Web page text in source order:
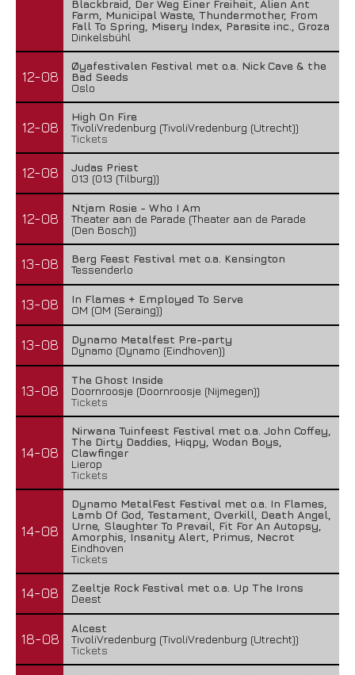
Blackbraid, Der Weg Einer Freiheit, Alien Ant
Farm, Municipal Waste, Thundermother, From
Fall To Spring, Misery Index, Parasite inc., Groza
Dinkelsbühl
12-08
Øyafestivalen Festival met o.a. Nick Cave & the
Bad Seeds
Oslo
12-08
High On Fire
TivoliVredenburg (TivoliVredenburg (Utrecht))
Tickets
12-08
Judas Priest
013 (013 (Tilburg))
12-08
Ntjam Rosie - Who I Am
Theater aan de Parade (Theater aan de Parade
(Den Bosch))
13-08
Berg Feest Festival met o.a. Kensington
Tessenderlo
13-08
In Flames + Employed To Serve
OM (OM (Seraing))
13-08
Dynamo Metalfest Pre-party
Dynamo (Dynamo (Eindhoven))
13-08
The Ghost Inside
Doornroosje (Doornroosje (Nijmegen))
Tickets
14-08
Nirwana Tuinfeest Festival met o.a. John Coffey,
The Dirty Daddies, Hiqpy, Wodan Boys,
Clawfinger
Lierop
Tickets
14-08
Dynamo MetalFest Festival met o.a. In Flames,
Lamb Of God, Testament, Overkill, Death Angel,
Urne, Slaughter To Prevail, Fit For An Autopsy,
Amorphis, Insanity Alert, Primus, Necrot
Eindhoven
Tickets
14-08
Zeeltje Rock Festival met o.a. Up The Irons
Deest
18-08
Alcest
TivoliVredenburg (TivoliVredenburg (Utrecht))
Tickets